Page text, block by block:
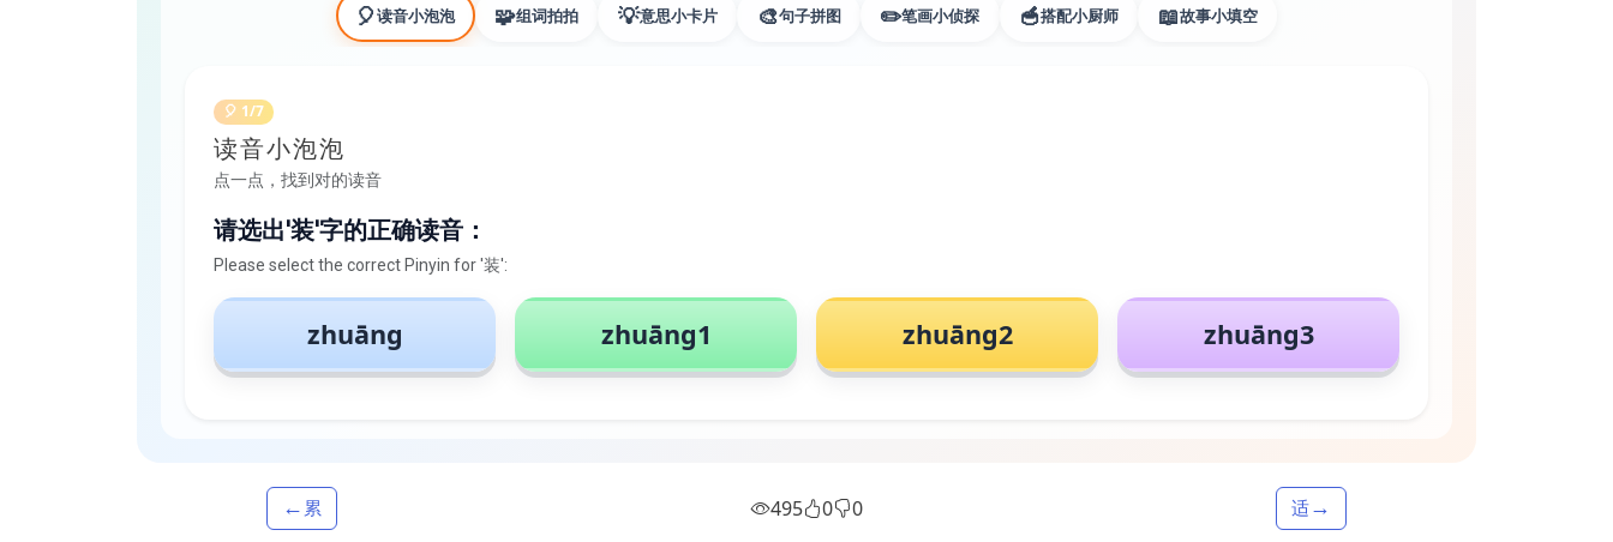
🎈读音小泡泡 🧩组词拍拍 💡意思小卡片 🎨句子拼图 ✏️笔画小侦探 🥣搭配小厨师 📖故事小填空
🎈 1/7
读音小泡泡
点一点，找到对的读音
请选出'装'字的正确读音：
Please select the correct Pinyin for '装':
zhuāng zhuāng1 zhuāng2 zhuāng3
← 累 495 0 0 适→